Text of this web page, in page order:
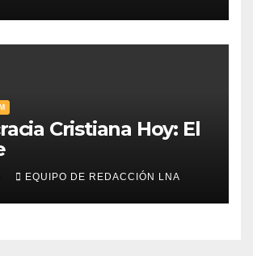
Cristiana Hoy: El
EQUIPO DE REDACCIÓN LNA